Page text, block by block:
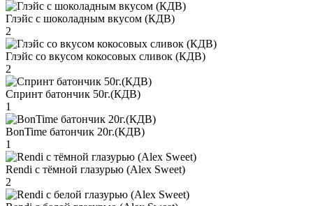
Глэйс с шоколадным вкусом (КДВ)
2
Глэйс со вкусом кокосовых сливок (КДВ)
2
Спринт батончик 50г.(КДВ)
1
BonTime батончик 20г.(КДВ)
1
Rendi с тёмной глазурью (Alex Sweet)
2